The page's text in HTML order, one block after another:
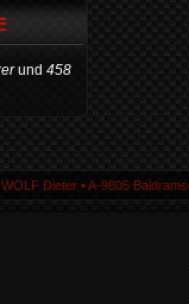
und 458
Dieter ▪ A-9805